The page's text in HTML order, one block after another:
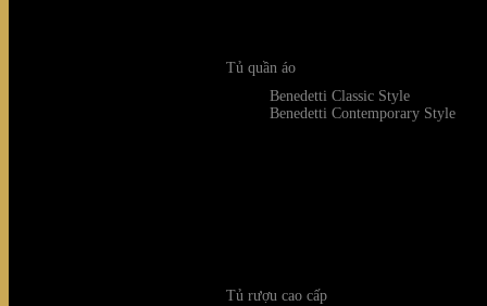
Tủ quần áo
Benedetti Classic Style
Benedetti Contemporary Style
Tủ rượu cao cấp